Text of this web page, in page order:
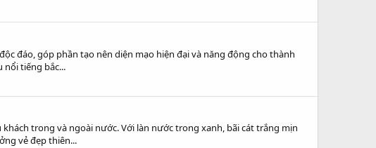
đáo, góp phần tạo nên diện mạo hiện đại và năng động cho thành
nổi tiếng bắc...
trong và ngoài nước. Với làn nước trong xanh, bãi cát trắng mịn
vẻ đẹp thiên...